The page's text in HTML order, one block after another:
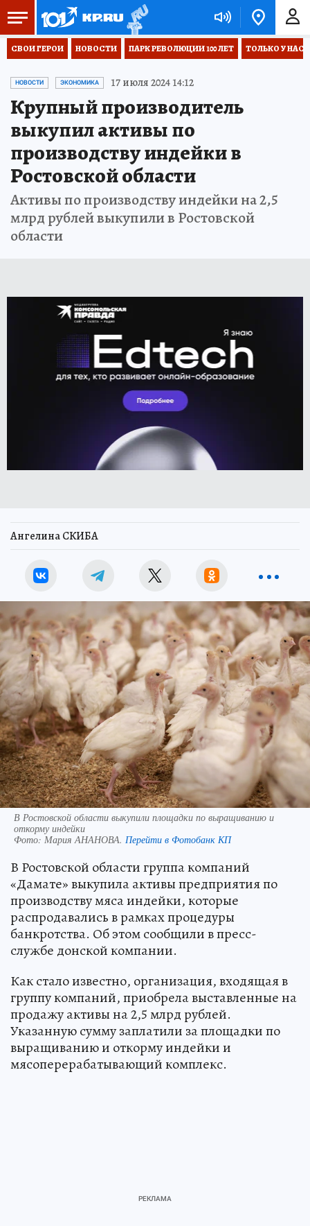
СВОИ ГЕРОИ НОВОСТИ ПАРК РЕВОЛЮЦИИ 100 ЛЕТ ТОЛЬКО У НАС
НОВОСТИ ЭКОНОМИКА 17 июля 2024 14:12
Крупный производитель
выкупил активы по
производству индейки в
Ростовской области
Активы по производству индейки на 2,5
млрд рублей выкупили в Ростовской
области
Ангелина СКИБА
В Ростовской области выкупили площадки по выращиванию и
откорму индейки
Фото: Мария АНАНОВА. Перейти в Фотобанк КП
В Ростовской области группа компаний
«Дамате» выкупила активы предприятия по
производству мяса индейки, которые
распродавались в рамках процедуры
банкротства. Об этом сообщили в пресс-
службе донской компании.
Как стало известно, организация, входящая в
группу компаний, приобрела выставленные на
продажу активы на 2,5 млрд рублей.
Указанную сумму заплатили за площадки по
выращиванию и откорму индейки и
мясоперерабатывающий комплекс.